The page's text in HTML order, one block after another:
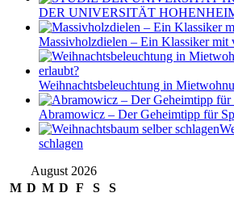
DER UNIVERSITÄT
Massivholzdielen – Ein Klassiker mit
Weihnachtsbeleuchtung in
Abramowicz – Der Geheimtipp für
schlagen
August 2026
M D M D F S
S